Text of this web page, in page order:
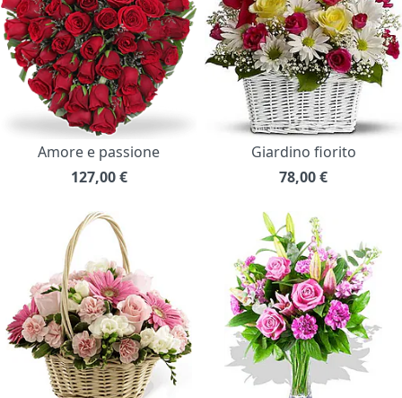
Amore e passione
127,00 €
Giardino fiorito
78,00€